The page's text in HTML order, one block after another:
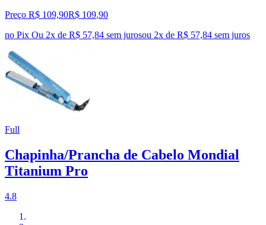
Preço R$ 109,90R$ 109,90
no Pix Ou 2x de R$ 57,84 sem jurosou 2x de R$ 57,84 sem juros
Full
Chapinha/Prancha de Cabelo Mondial
Titanium Pro
4.8